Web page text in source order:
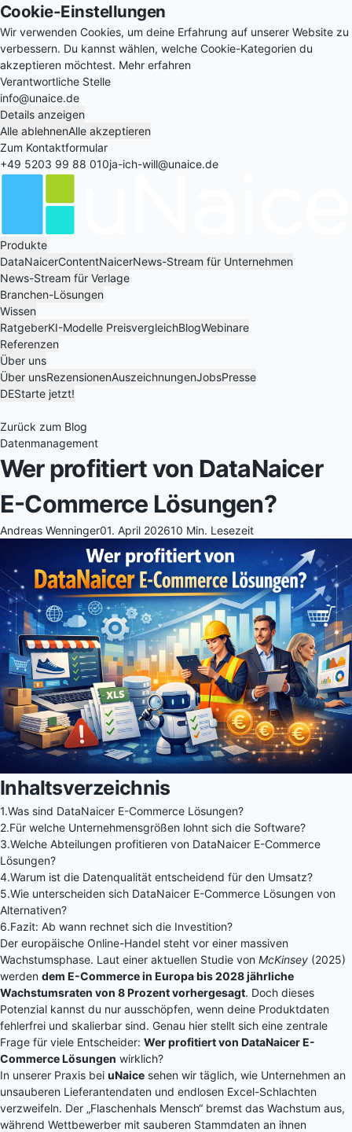
Cookie-Einstellungen
Wir verwenden Cookies, um deine Erfahrung auf unserer Website zu
verbessern. Du kannst wählen, welche Cookie-Kategorien du
akzeptieren möchtest. Mehr erfahren
Verantwortliche Stelle
info@unaice.de
Details anzeigen
Alle ablehnenAlle akzeptieren
Zum Kontaktformular
+49 5203 99 88 010ja-ich-will@unaice.de
Produkte
DataNaicerContentNaicerNews-Stream für Unternehmen
News-Stream für Verlage
Branchen-Lösungen
Wissen
RatgeberKI-Modelle PreisvergleichBlogWebinare
Referenzen
Über uns
Über unsRezensionenAuszeichnungenJobsPresse
DEStarte jetzt!
Zurück zum Blog
Datenmanagement
Wer profitiert von DataNaicer
E-Commerce Lösungen?
Andreas Wenninger01. April 202610 Min. Lesezeit
Inhaltsverzeichnis
1.Was sind DataNaicer E-Commerce Lösungen?
2.Für welche Unternehmensgrößen lohnt sich die Software?
3.Welche Abteilungen profitieren von DataNaicer E-Commerce
Lösungen?
4.Warum ist die Datenqualität entscheidend für den Umsatz?
5.Wie unterscheiden sich DataNaicer E-Commerce Lösungen von
Alternativen?
6.Fazit: Ab wann rechnet sich die Investition?
Der europäische Online-Handel steht vor einer massiven
Wachstumsphase. Laut einer aktuellen Studie von McKinsey (2025)
werden dem E-Commerce in Europa bis 2028 jährliche
Wachstumsraten von 8 Prozent vorhergesagt. Doch dieses
Potenzial kannst du nur ausschöpfen, wenn deine Produktdaten
fehlerfrei und skalierbar sind. Genau hier stellt sich eine zentrale
Frage für viele Entscheider: Wer profitiert von DataNaicer E-
Commerce Lösungen wirklich?
In unserer Praxis bei uNaice sehen wir täglich, wie Unternehmen an
unsauberen Lieferantendaten und endlosen Excel-Schlachten
verzweifeln. Der „Flaschenhals Mensch“ bremst das Wachstum aus,
während Wettbewerber mit sauberen Stammdaten an ihnen